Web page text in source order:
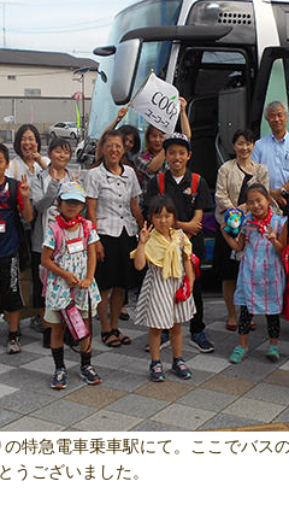
特急電車乗車駅にて。ここでバス
うございました。